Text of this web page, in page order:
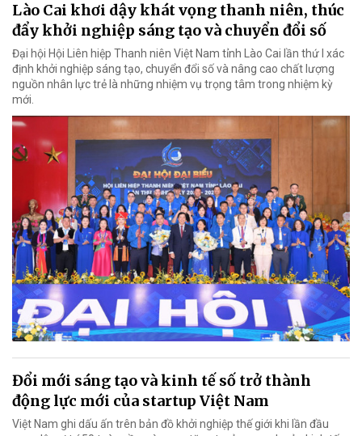
Lào Cai khơi dậy khát vọng thanh niên, thúc
đẩy khởi nghiệp sáng tạo và chuyển đổi số
Đại hội Hội Liên hiệp Thanh niên Việt Nam tỉnh Lào Cai lần thứ I xác
định khởi nghiệp sáng tạo, chuyển đổi số và nâng cao chất lượng
nguồn nhân lực trẻ là những nhiệm vụ trọng tâm trong nhiệm kỳ
mới.
Đổi mới sáng tạo và kinh tế số trở thành
động lực mới của startup Việt Nam
Việt Nam ghi dấu ấn trên bản đồ khởi nghiệp thế giới khi lần đầu